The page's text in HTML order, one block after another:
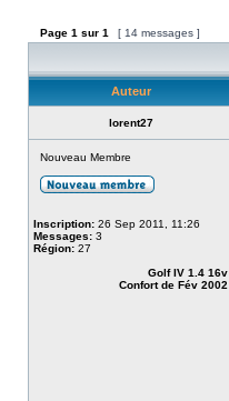
Page 1 sur 1 [ 14 messages ]
Auteur
lorent27
Nouveau Membre
Inscription: 26 Sep 2011, 11:26
Messages: 3
Région: 27
Golf IV 1.4 16v
Confort de Fév 2002